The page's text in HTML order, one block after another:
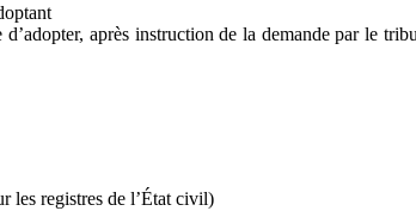
après instruction de la demande par le
les registres de l’État civil)